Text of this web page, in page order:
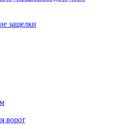
защелки
ворот